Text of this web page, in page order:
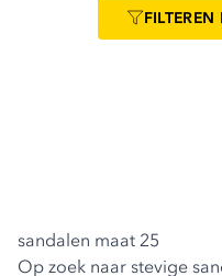
FILTEREN
sandalen maat 25
Op zoek naar stevige